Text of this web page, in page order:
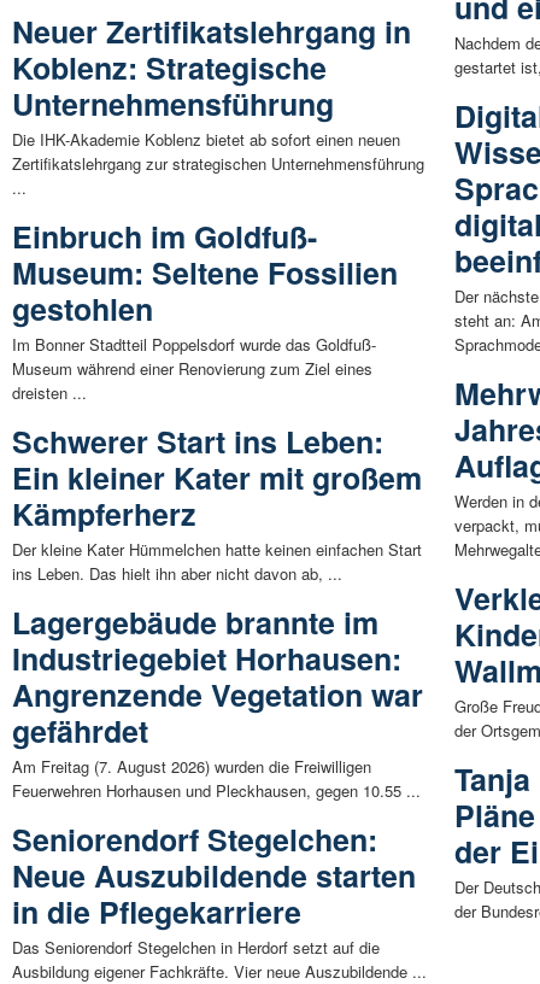
Neuer Zertifikatslehrgang in
Koblenz: Strategische
Unternehmensführung
Die IHK-Akademie Koblenz bietet ab sofort einen neuen
Zertifikatslehrgang zur strategischen Unternehmensführung
...
Einbruch im Goldfuß-
Museum: Seltene Fossilien
gestohlen
Im Bonner Stadtteil Poppelsdorf wurde das Goldfuß-
Museum während einer Renovierung zum Ziel eines
dreisten ...
Schwerer Start ins Leben:
Ein kleiner Kater mit großem
Kämpferherz
Der kleine Kater Hümmelchen hatte keinen einfachen Start
ins Leben. Das hielt ihn aber nicht davon ab, ...
Lagergebäude brannte im
Industriegebiet Horhausen:
Angrenzende Vegetation war
gefährdet
Am Freitag (7. August 2026) wurden die Freiwilligen
Feuerwehren Horhausen und Pleckhausen, gegen 10.55 ...
Seniorendorf Stegelchen:
Neue Auszubildende starten
in die Pflegekarriere
Das Seniorendorf Stegelchen in Herdorf setzt auf die
Ausbildung eigener Fachkräfte. Vier neue Auszubildende ...
Nachdem
gestartet
Der
steht an:
Werden in
verpackt,
Große
der
der
Der
der